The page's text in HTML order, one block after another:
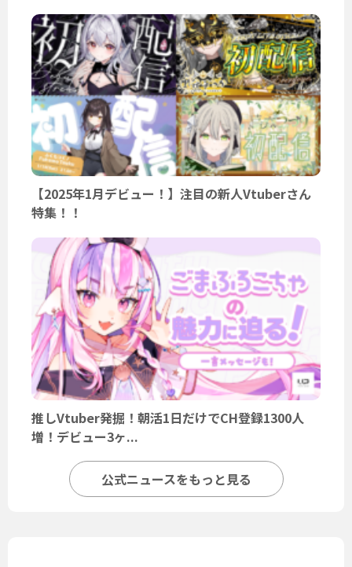
【2025年1月デビュー！】注目の新人Vtuberさん
特集！！
推しVtuber発掘！朝活1日だけでCH登録1300人
増！デビュー3ヶ...
公式ニュースをもっと見る